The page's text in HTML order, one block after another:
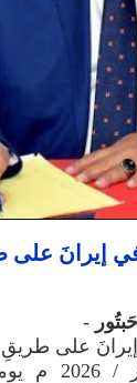
في إيرانَ على
-
إيرانَ على طريقِ
سيظلُّ تاريخُ